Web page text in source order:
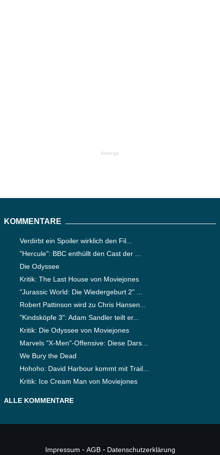
Anzeige
KOMMENTARE
Verdirbt ein Spoiler wirklich den Fil...
"Hercule": BBC enthüllt den Cast der ...
Die Odyssee
Kritik: The Last House von Moviejones
"Jurassic World: Die Wiedergeburt 2" ...
Robert Pattinson wird zu Chris Hansen...
"Kindsköpfe 3": Adam Sandler teilt er...
Kritik: Die Odyssee von Moviejones
Marvels "X-Men"-Offensive: Diese Dars...
We Bury the Dead
Hohoho: David Harbour kommt mit Trail...
Kritik: Ice Cream Man von Moviejones
ALLE KOMMENTARE
Impressum - AGB- Datenschutzerklärung